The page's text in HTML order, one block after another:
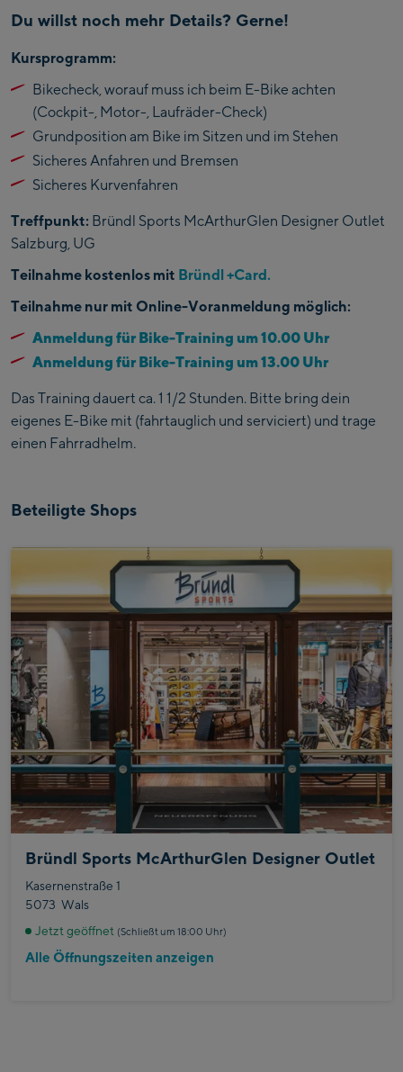
Du willst noch mehr Details? Gerne!
Kursprogramm:
Bikecheck, worauf muss ich beim E-Bike achten
(Cockpit-, Motor-, Laufräder-Check)
Grundposition am Bike im Sitzen und im Stehen
Sicheres Anfahren und Bremsen
Sicheres Kurvenfahren
Treffpunkt: Bründl Sports McArthurGlen Designer Outlet
Salzburg, UG
Teilnahme kostenlos mit Bründl +Card.
Teilnahme nur mit Online-Voranmeldung möglich:
Anmeldung für Bike-Training um 10.00 Uhr
Anmeldung für Bike-Training um 13.00 Uhr
Das Training dauert ca. 1 1/2 Stunden. Bitte bring dein
eigenes E-Bike mit (fahrtauglich und serviciert) und trage
einen Fahrradhelm.
Beteiligte Shops
Bründl Sports McArthurGlen Designer Outlet
Kasernenstraße 1
5073 Wals
Jetzt geöffnet (Schließt um 18:00 Uhr)
Alle Öffnungszeiten anzeigen